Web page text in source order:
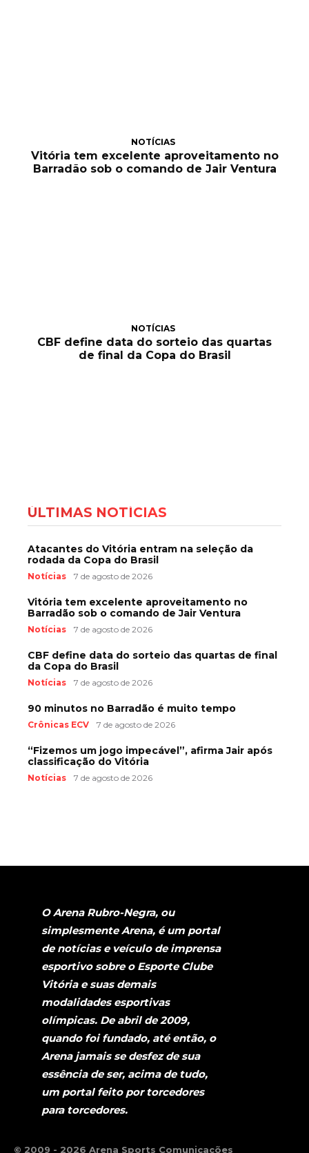
NOTÍCIAS
Vitória tem excelente aproveitamento no
Barradão sob o comando de Jair Ventura
NOTÍCIAS
CBF define data do sorteio das quartas
de final da Copa do Brasil
ÚLTIMAS NOTÍCIAS
Atacantes do Vitória entram na seleção da
rodada da Copa do Brasil
Notícias 7 de agosto de 2026
Vitória tem excelente aproveitamento no
Barradão sob o comando de Jair Ventura
Notícias 7 de agosto de 2026
CBF define data do sorteio das quartas de final
da Copa do Brasil
Notícias 7 de agosto de 2026
90 minutos no Barradão é muito tempo
Crônicas ECV 7 de agosto de 2026
“Fizemos um jogo impecável”, afirma Jair após
classificação do Vitória
Notícias 7 de agosto de 2026
O Arena Rubro-Negra, ou
simplesmente Arena, é um portal
de notícias e veículo de imprensa
esportivo sobre o Esporte Clube
Vitória e suas demais
modalidades esportivas
olímpicas. De abril de 2009,
quando foi fundado, até então, o
Arena jamais se desfez de sua
essência de ser, acima de tudo,
um portal feito por torcedores
para torcedores.
© 2009 - 2026 Arena Sports Comunicações